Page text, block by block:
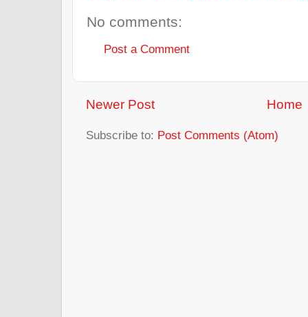
No comments:
Post a Comment
Newer Post Home
Subscribe to: Post Comments (Atom)